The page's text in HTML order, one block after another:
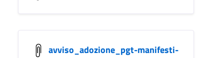
avviso_adozione_pgt-manifesti-